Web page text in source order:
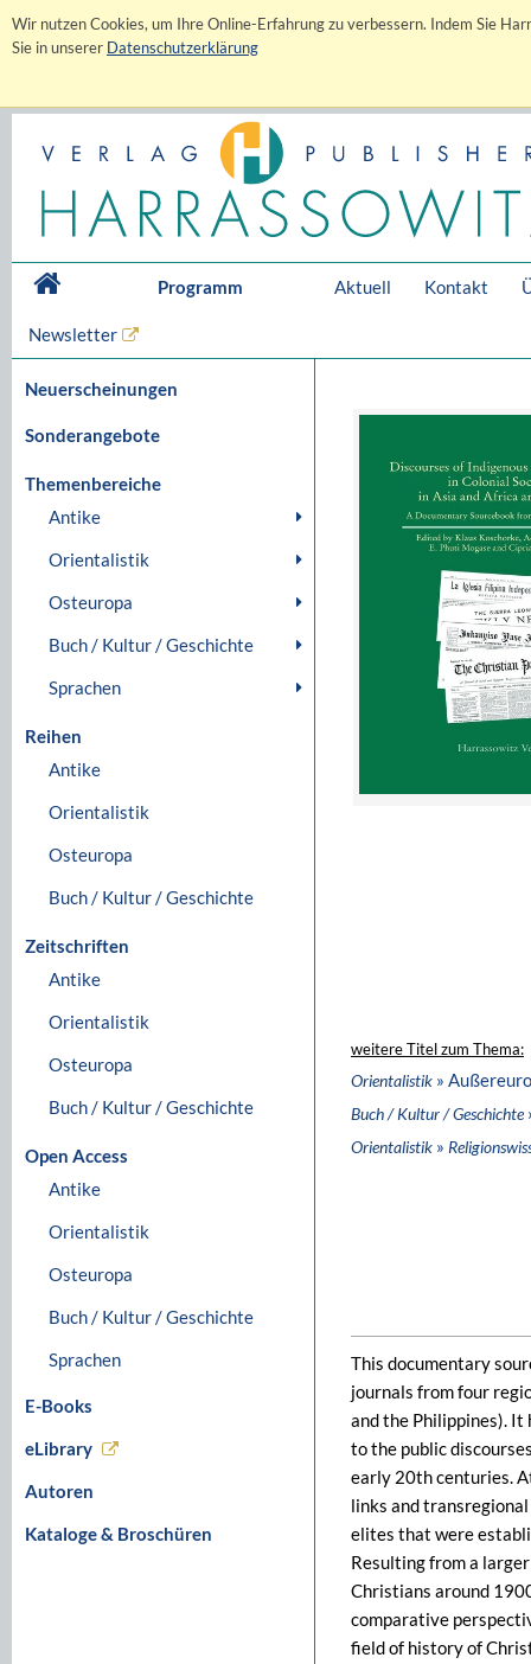
Wir nutzen Cookies, um Ihre Online-Erfahrung zu verbessern. Indem Sie
Sie in unserer Datenschutzerklärung
Programm Aktuell Kontakt
Newsletter
Neuerscheinungen
Sonderangebote
Themenbereiche
Antike
Orientalistik
Osteuropa
Buch / Kultur / Geschichte
Sprachen
Reihen
Antike
Orientalistik
Osteuropa
Buch / Kultur / Geschichte
Zeitschriften
Antike
Orientalistik
Osteuropa
Buch / Kultur / Geschichte
Open Access
Antike
Orientalistik
Osteuropa
Buch / Kultur / Geschichte
Sprachen
E-Books
eLibrary
Autoren
Kataloge & Broschüren
weitere Titel zum Thema:
Orientalistik »
Buch / Kultur / Geschichte
Orientalistik »
This documentary
journals from four
and the Philippines).
to the public
early 20th centuries.
links and
elites that were
Resulting from a
Christians around
comparative
field of history of